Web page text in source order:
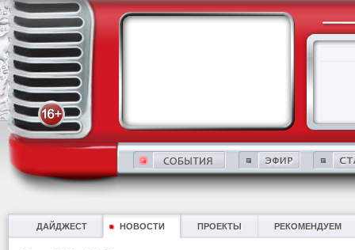
ДАЙДЖЕСТ НОВОСТИ ПРОЕКТЫ РЕКОМЕНДУЕМ